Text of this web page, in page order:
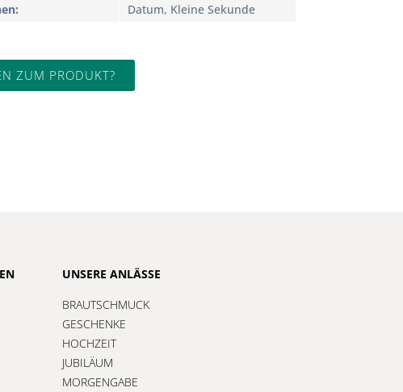
Datum, Kleine Sekunde
ZUM PRODUKT?
UNSERE ANLÄSSE
BRAUTSCHMUCK
GESCHENKE
HOCHZEIT
JUBILÄUM
MORGENGABE